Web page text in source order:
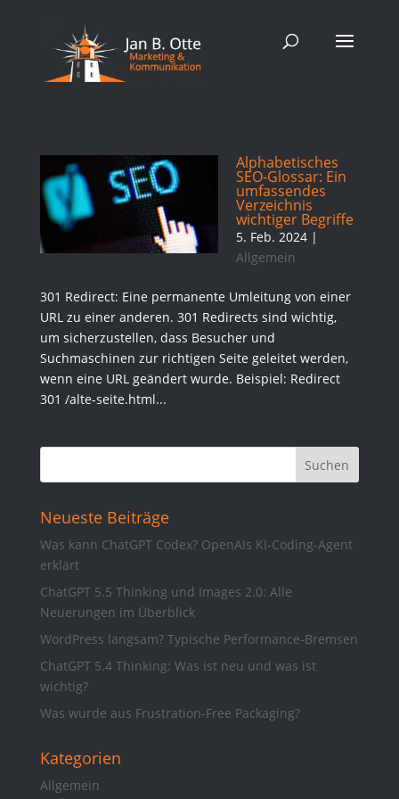
Alphabetisches
SEO-Glossar: Ein
umfassendes
Verzeichnis
wichtiger Begriffe
5. Feb. 2024|
Allgemein
301 Redirect: Eine permanente Umleitung von einer
URL zu einer anderen. 301 Redirects sind wichtig,
um sicherzustellen, dass Besucher und
Suchmaschinen zur richtigen Seite geleitet werden,
wenn eine URL geändert wurde. Beispiel: Redirect
301 /alte-seite.html...
Neueste Beiträge
Was kann ChatGPT Codex? OpenAIs KI-Coding-Agent
erklärt
ChatGPT 5.5 Thinking und Images 2.0: Alle
Neuerungen im Überblick
WordPress langsam? Typische Performance-Bremsen
ChatGPT 5.4 Thinking: Was ist neu und was ist
wichtig?
Was wurde aus Frustration-Free Packaging?
Kategorien
Allgemein